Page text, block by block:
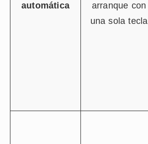
automática
arranque con
una sola tecla